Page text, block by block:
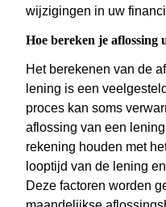
wijzigingen in uw
Hoe bereken je aflossing
Het berekenen van de
lening is een
proces kan soms
aflossing van een
rekening houden met
looptijd van de lening
Deze factoren worden